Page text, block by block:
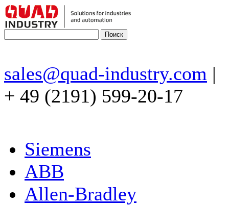
sales@quad-industry.com |
+ 49 (2191) 599-20-17
Siemens
ABB
Allen-Bradley